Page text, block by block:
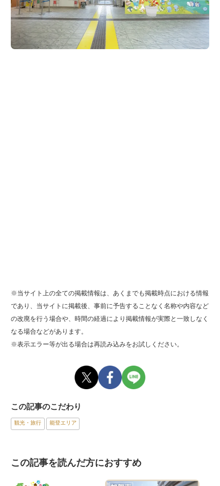
※当サイト上の全ての掲載情報は、あくまでも掲載時点における情報
であり、当サイトに掲載後、事前に予告することなく名称や内容など
の改廃を行う場合や、時間の経過により掲載情報が実際と一致しなく
なる場合などがあります。
※表示エラー等が出る場合は再読み込みをお試しください。
この記事のこだわり
観光・旅行 能登エリア
この記事を読んだ方におすすめ